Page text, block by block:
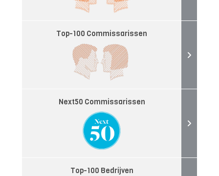
Top-100 Commissarissen
Next50 Commissarissen
Top-100 Bedrijven